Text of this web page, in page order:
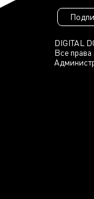
DIGITAL
Все